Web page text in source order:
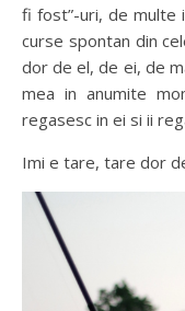
fi fost”-uri, de multe
curse spontan din
dor de el, de ei, de
mea in anumite
regasesc in ei si ii
Imi e tare, tare dor